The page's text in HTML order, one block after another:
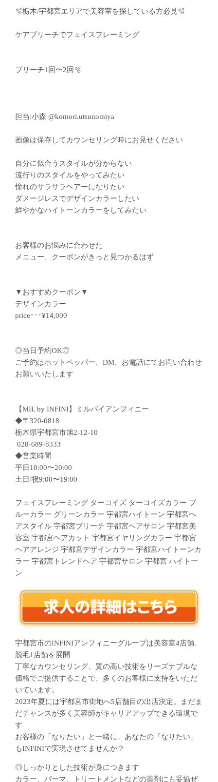
🫧栃木/宇都宮エリアで美容室を探している方必見🫧
ケアブリーチでフェイスフレーミング
ブリーチ1回〜2回🫧
担当:小森 @komori.utsunomiya
画像は保存してカウンセリング時にお見せください
︎自分に似合うスタイルが分からない
︎流行りのスタイルをやってみたい
︎憧れのサラサラヘアーになりたい
︎ダメージレスでデザインカラーしたい
︎鮮やかなハイトーンカラーをしてみたい
お客様のお悩みに合わせた
メニュー、クーポンがきっと見つかるはず
▼おすすめクーポン▼
デザインカラー
price･･･¥14,000
◎当日予約OK◎
ご予約はホットペッパー、DM、お電話にてお問い合わせ
お願いいたします
【MIL by INFINI】ミルバイアンフィニー
◆〒320-0818
栃木県宇都宮市旭2-12-10
︎ 028-689-8333
◆営業時間
平日10:00〜20:00
土日/祝9:00〜19:00
フェイスフレーミング ターコイズ ターコイズカラー ブ
ルーカラー グリーンカラー 宇都宮ハイトーン 宇都宮ヘ
アスタイル 宇都宮ブリーチ 宇都宮ヘアサロン 宇都宮美
容室 宇都宮ヘアカット 宇都宮イヤリングカラー 宇都宮
ヘアアレンジ 宇都宮デザインカラー 宇都宮ハイトーンカ
ラー 宇都宮トレンドヘア 宇都宮サロン 宇都宮 ハイトー
ン
宇都宮市のINFINIアンフィニーグループは美容室4店舗、
脱毛1店舗を展開
丁寧なカウンセリング、質の高い技術をリーズナブルな
価格でご提供することで、多くのお客様に支持をいただ
いています。
2023年夏には宇都宮市街地へ5店舗目の出店決定。まだま
だチャンスが多く美容師がキャリアアップできる環境で
す
お客様の「なりたい」と一緒に、あなたの「なりたい」
もINFINIで実現させてませんか？
◎しっかりとした技術が身につきます
カラー、パーマ、トリートメントなどの薬剤にも妥協ぜ